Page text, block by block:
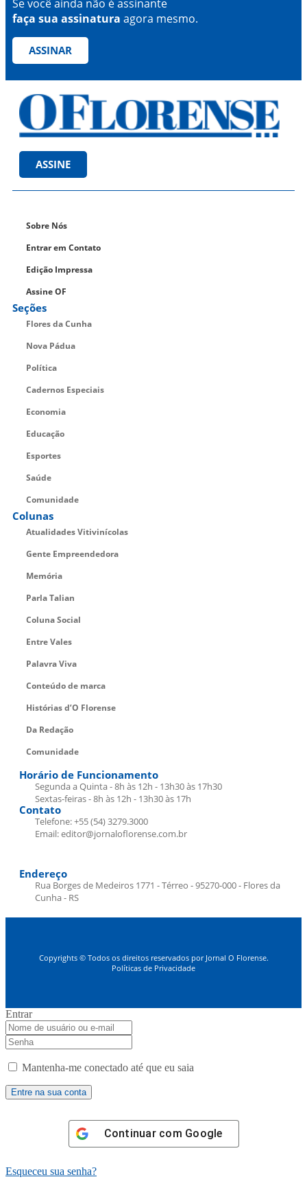
Se você ainda não é assinante
faça sua assinatura agora mesmo.
ASSINAR
ASSINE
Sobre Nós
Entrar em Contato
Edição Impressa
Assine OF
Seções
Flores da Cunha
Nova Pádua
Política
Cadernos Especiais
Economia
Educação
Esportes
Saúde
Comunidade
Colunas
Atualidades Vitivinícolas
Gente Empreendedora
Memória
Parla Talian
Coluna Social
Entre Vales
Palavra Viva
Conteúdo de marca
Histórias d’O Florense
Da Redação
Comunidade
Horário de Funcionamento
Segunda a Quinta - 8h às 12h - 13h30 às 17h30
Sextas-feiras - 8h às 12h - 13h30 às 17h
Contato
Telefone: +55 (54) 3279.3000
Email: editor@jornaloflorense.com.br
Endereço
Rua Borges de Medeiros 1771 - Térreo - 95270-000 - Flores da
Cunha - RS
Copyrights © Todos os direitos reservados por Jornal O Florense.
Políticas de Privacidade
Entrar
Mantenha-me conectado até que eu saia
Continuar com Google
Esqueceu sua senha?